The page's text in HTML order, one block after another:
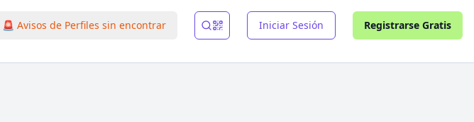
🚨 Avisos de Perfiles sin encontrar Iniciar Sesión Registrarse Gratis